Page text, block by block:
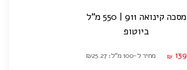
מסכה קינואה 911 | 550 מ"ל
ביוטופ
₪ 139 מחיר ל-100 מ"ל: ₪25.27